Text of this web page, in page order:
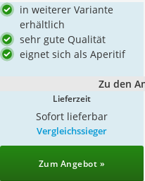
in weiterer Variante
erhältlich
sehr gute Qualität
eignet sich als Aperitif
Zu den
Lieferzeit
Sofort lieferbar
Vergleichssieger
Zum Angebot »